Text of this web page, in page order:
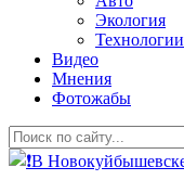
Экология
Технологии
Видео
Мнения
Фотожабы